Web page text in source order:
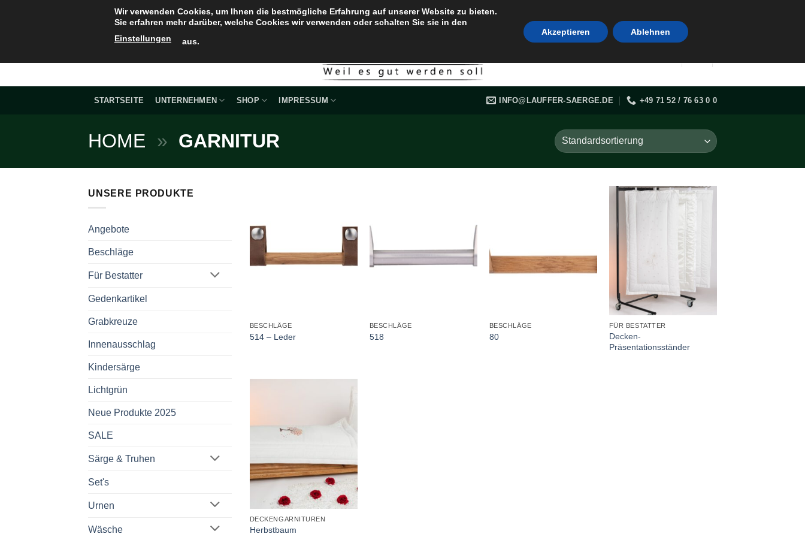
STARTSEITE UNTERNEHMEN SHOP IMPRESSUM INFO@LAUFFER-SAERGE.DE +49 71 52 / 76 63 0 0
HOME » GARNITUR
UNSERE PRODUKTE
Angebote
Beschläge
Für Bestatter
Gedenkartikel
Grabkreuze
Innenausschlag
Kindersärge
Lichtgrün
Neue Produkte 2025
SALE
Särge & Truhen
Set's
Urnen
Wäsche
BESCHLÄGE
514 – Leder
BESCHLÄGE
518
BESCHLÄGE
80
+
FÜR BESTATTER
Decken-
Präsentationsständer
DECKENGARNITUREN
Herbstbaum
Wir verwenden Cookies, um Ihnen die bestmögliche Erfahrung auf unserer Website zu bieten.
Sie erfahren mehr darüber, welche Cookies wir verwenden oder schalten Sie sie in den
Einstellungen
aus.
Akzeptieren Ablehnen